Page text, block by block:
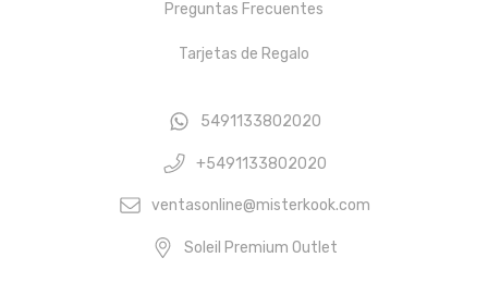
Preguntas Frecuentes
Tarjetas de Regalo
5491133802020
+5491133802020
ventasonline@misterkook.com
Soleil Premium Outlet